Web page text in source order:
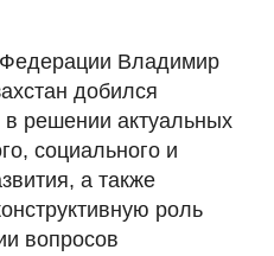
Владимир
добился
решении актуальных
социального и
а также
роль
вопросов